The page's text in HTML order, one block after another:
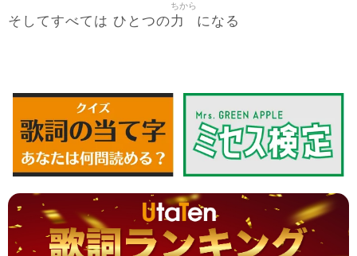
そしてすべては ひとつの力
ちから
になる